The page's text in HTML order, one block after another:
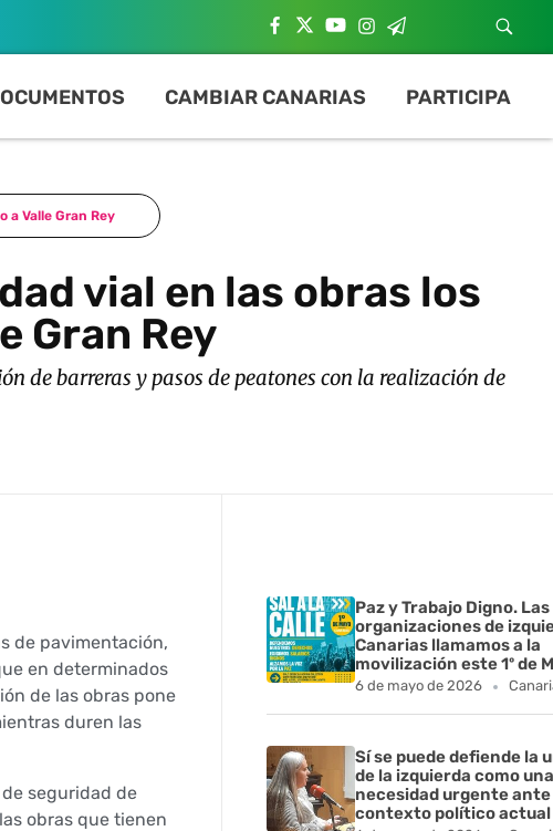
CAMBIAR CANARIAS PARTICIPA
a Valle Gran Rey
vial en las obras los
Gran Rey
de barreras y pasos de peatones con la realización de
de pavimentación,
en determinados
de las obras pone
duren las
seguridad de
obras que tienen
Paz y Trabajo Digno. Las
organizaciones de
Canarias llamamos a la
movilización este 1º de
6 de mayo de 2026
Sí se puede defiende la
de la izquierda como una
necesidad urgente ante
contexto político actual